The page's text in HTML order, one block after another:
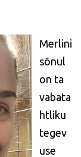
Merlini
sõnul
on ta
vabata
htliku
tegev
use